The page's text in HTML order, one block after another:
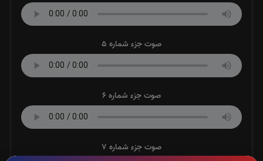
صوت جزء شماره 5
صوت جزء شماره 6
صوت جزء شماره 7